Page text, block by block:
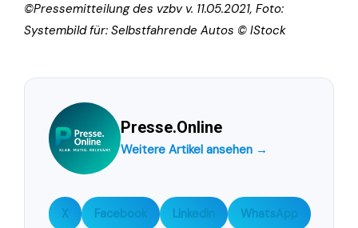
©Pressemitteilung des vzbv v. 11.05.2021, Foto:
Systembild für: Selbstfahrende Autos © IStock
Presse.Online
Weitere Artikel ansehen →
X Facebook LinkedIn WhatsApp